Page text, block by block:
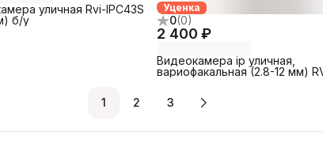
уличная Rvi-IPC43S
б/у
Уценка
0(0)
2 400 ₽
Видеокамера ip уличная,
вариофакальная (2.8-12 мм)
1 2 3